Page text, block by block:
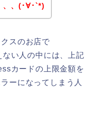
、、(･∀･`*)
スのお店で
い人の中には、上記
カードの上限金額を
ーになってしまう人